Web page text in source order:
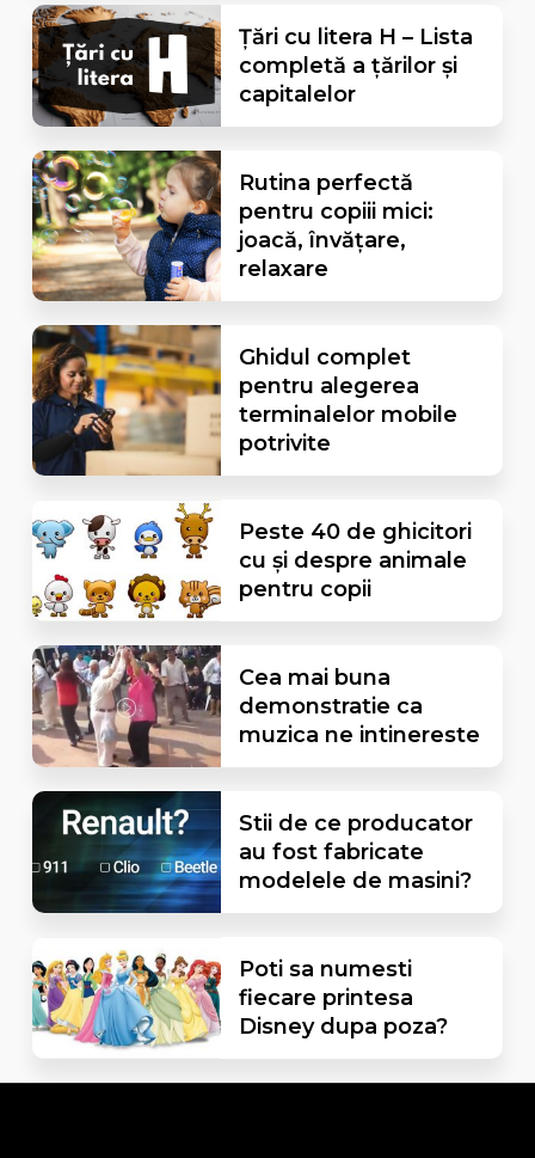
Țări cu litera H – Lista
completă a țărilor și
capitalelor
Rutina perfectă
pentru copiii mici:
joacă, învățare,
relaxare
Ghidul complet
pentru alegerea
terminalelor mobile
potrivite
Peste 40 de ghicitori
cu și despre animale
pentru copii
Cea mai buna
demonstratie ca
muzica ne intinereste
Stii de ce producator
au fost fabricate
modelele de masini?
Poti sa numesti
fiecare printesa
Disney dupa poza?